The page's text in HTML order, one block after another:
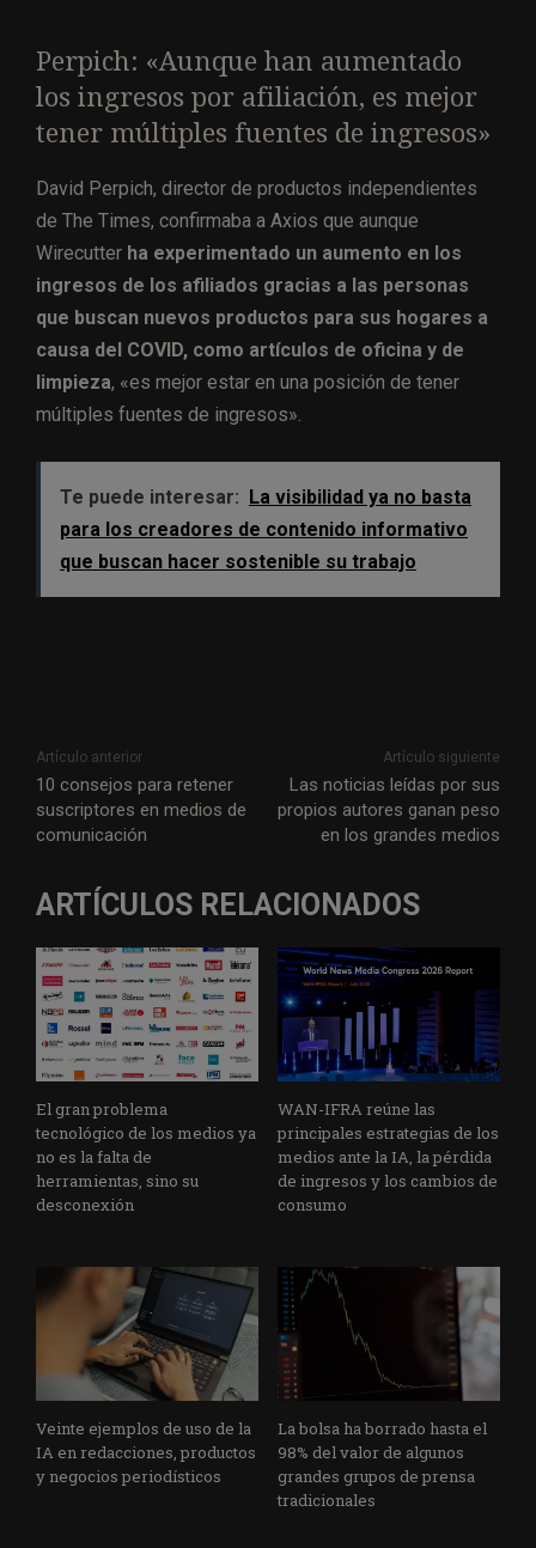
Perpich: «Aunque han aumentado
los ingresos por afiliación, es mejor
tener múltiples fuentes de ingresos»
David Perpich, director de productos independientes
de The Times, confirmaba a Axios que aunque
Wirecutter ha experimentado un aumento en los
ingresos de los afiliados gracias a las personas
que buscan nuevos productos para sus hogares a
causa del COVID, como artículos de oficina y de
limpieza, «es mejor estar en una posición de tener
múltiples fuentes de ingresos».
Te puede interesar:
La visibilidad ya no basta
para los creadores de contenido informativo
que buscan hacer sostenible su trabajo
Artículo anterior
10 consejos para retener
suscriptores en medios de
comunicación
Artículo siguiente
Las noticias leídas por sus
propios autores ganan peso
en los grandes medios
ARTÍCULOS RELACIONADOS
El gran problema
tecnológico de los medios ya
no es la falta de
herramientas, sino su
desconexión
WAN-IFRA reúne las
principales estrategias de los
medios ante la IA, la pérdida
de ingresos y los cambios de
consumo
Veinte ejemplos de uso de la
IA en redacciones, productos
y negocios periodísticos
La bolsa ha borrado hasta el
98% del valor de algunos
grandes grupos de prensa
tradicionales